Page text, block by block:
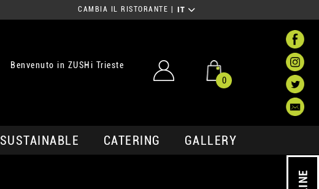
CAMBIA IL RISTORANTE IT
Benvenuto in ZUSHi Trieste
0
SUSTAINABLE CATERING GALLERY